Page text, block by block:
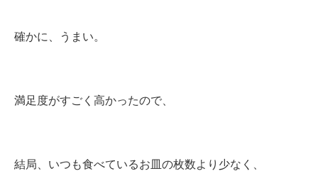
確かに、うまい。
満足度がすごく高かったので、
結局、いつも食べているお皿の枚数より少なく、